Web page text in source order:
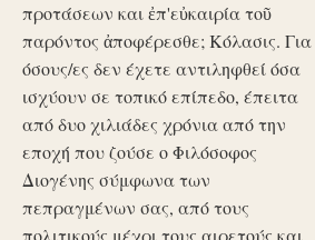
προτάσεων και ἐπ'εὐκαιρία τοῦ
παρόντος ἀποφέρεσθε; Κόλασις. Για
όσους/ες δεν έχετε αντιληφθεί όσα
ισχύουν σε τοπικό επίπεδο, έπειτα
από δυο χιλιάδες χρόνια από την
εποχή που ζούσε ο Φιλόσοφος
Διογένης σύμφωνα των
πεπραγμένων σας, από τους
πολιτικούς μέχρι τους αιρετούς και